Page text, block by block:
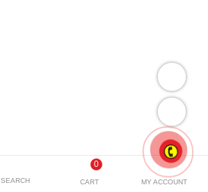
SEARCH
0
CART MY ACCOUNT